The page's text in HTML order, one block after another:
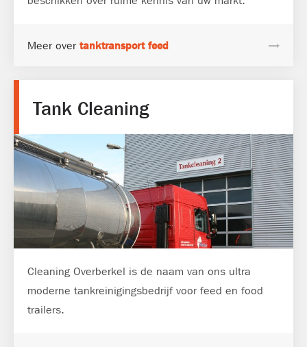
Meer over tanktransport feed
Tank Cleaning
Cleaning Overberkel is de naam van ons ultra
moderne tankreinigingsbedrijf voor feed en food
trailers.